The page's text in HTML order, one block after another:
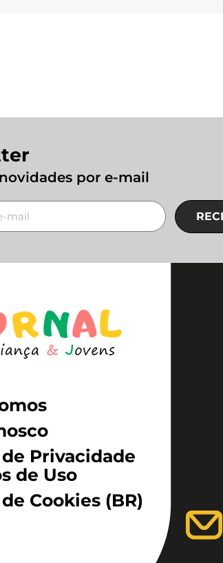
por e-mail
Privacidade
de Uso
Cookies (BR)